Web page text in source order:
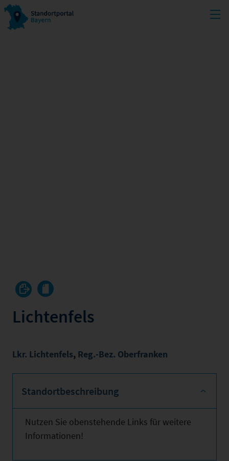
Lichtenfels
Lkr. Lichtenfels, Reg.-Bez. Oberfranken
Standortbeschreibung
Nutzen Sie obenstehende Links für weitere
Informationen!